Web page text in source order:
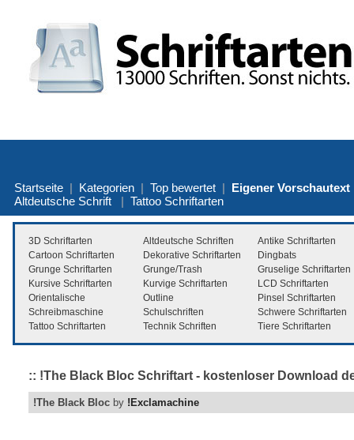
Startseite | Kategorien | Top bewertet | Eigener Vorschautext
Altdeutsche Schrift | Tattoo Schriftarten
3D Schriftarten Altdeutsche Schriften
Antike Schriftarten
Cartoon Schriftarten
Dekorative Schriftarten
Dingbats
Grunge Schriftarten
Grunge/Trash
Gruselige Schriftarten
Kursive Schriftarten
Kurvige Schriftarten
LCD Schriftarten
Orientalische
Outline
Pinsel Schriftarten
Schreibmaschine
Schulschriften
Schwere Schriftarten
Tattoo Schriftarten
Technik Schriften Tiere Schriftarten
:: !The Black Bloc Schriftart - kostenloser Download
!The Black Bloc by !Exclamachine